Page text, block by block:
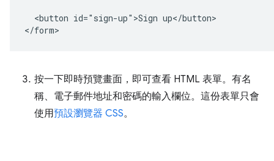
  <button id="sign-up">Sign up</button>
按一下即時預覽畫面，即可查看 HTML 表單。有名
稱、電子郵件地址和密碼的輸入欄位。這份表單只會
使用預設瀏覽器 CSS。